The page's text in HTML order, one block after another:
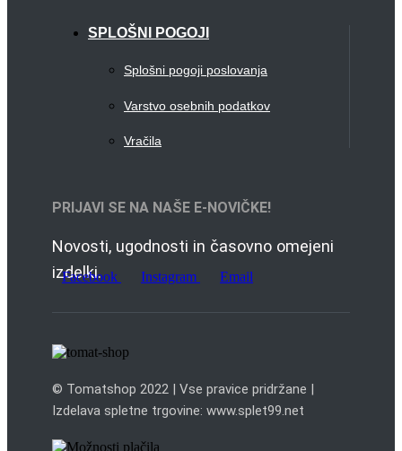
SPLOŠNI POGOJI
Splošni pogoji poslovanja
Varstvo osebnih podatkov
Vračila
PRIJAVI SE NA NAŠE E-NOVIČKE!
Novosti, ugodnosti in časovno omejeni
izdelki.
Facebook Instagram Email
© Tomatshop 2022 | Vse pravice pridržane |
Izdelava spletne trgovine: www.splet99.net